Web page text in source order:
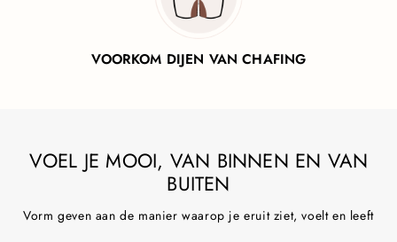
VOORKOM DIJEN VAN CHAFING
VOEL JE MOOI, VAN BINNEN EN VAN
BUITEN
Vorm geven aan de manier waarop je eruit ziet, voelt en leeft